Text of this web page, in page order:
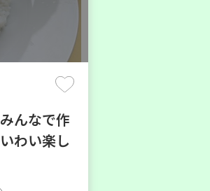
んなで作
わい楽し